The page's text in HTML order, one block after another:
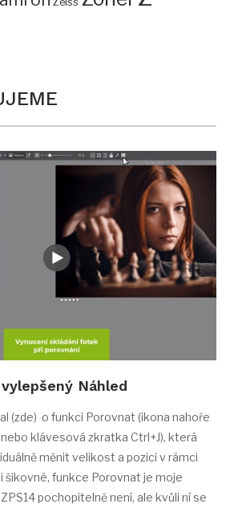
Náhled
(zde) o funkci Porovnat (ikona nahoře
klávesová zkratka Ctrl+J), která
měnit velikost a pozici v rámci
šikovné, funkce Porovnat je moje
pochopitelně není, ale kvůli ní se